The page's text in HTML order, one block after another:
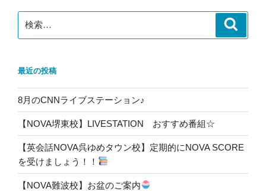
索:
最近の投稿
8月のCNNライブステーション♪
【NOVA堺東校】LIVESTATION おすすめ番組☆
【英会話NOVA呉ゆめタウン校】定期的にNOVA SCORE
を受けましょう！！
【NOVA難波校】お盆のご案内